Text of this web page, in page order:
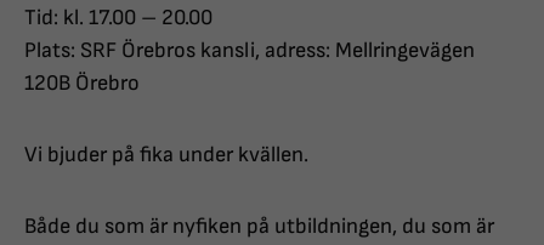
Tid: kl. 17.00 – 20.00
Plats: SRF Örebros kansli, adress: Mellringevägen
120B Örebro
Vi bjuder på fika under kvällen.
Både du som är nyfiken på utbildningen, du som är